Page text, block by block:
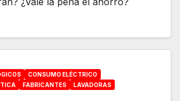
CONSUMO ELÉCTRICO
FABRICANTES
LAVADORAS